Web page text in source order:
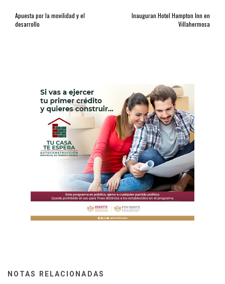
Apuesta por la movilidad y el
desarrollo
Inauguran Hotel Hampton Inn en
Villahermosa
NOTAS RELACIONADAS